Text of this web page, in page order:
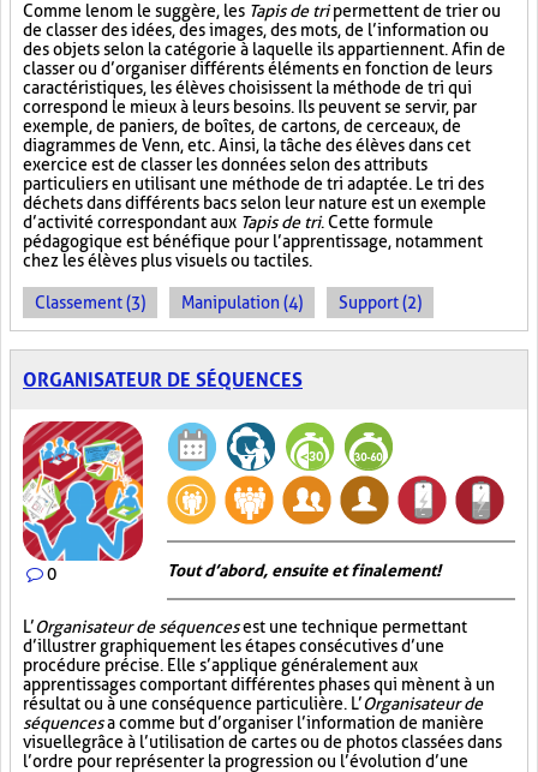
Comme le nom le suggère, les Tapis de tripermettent de trier ou
de classer des idées, des images, des mots, de l’information ou
des objets selon la catégorie à laquelle ils appartiennent. Afin de
classer ou d’organiser différents éléments en fonction de leurs
caractéristiques, les élèves choisissent la méthode de tri qui
correspond le mieux à leurs besoins. Ils peuvent se servir, par
exemple, de paniers, de boîtes, de cartons, de cerceaux, de
diagrammes de Venn, etc. Ainsi, la tâche des élèves dans cet
exercice est de classer les données selon des attributs
particuliers en utilisant une méthode de tri adaptée. Le tri des
déchets dans différents bacs selon leur nature est un exemple
d’activité correspondant aux Tapis de tri. Cette formule
pédagogique est bénéfique pour l’apprentissage, notamment
chez les élèves plus visuels ou tactiles.
Classement (3) Manipulation (4) Support (2)
ORGANISATEUR DE SÉQUENCES
0 Tout d’abord, ensuite et finalement!
L’Organisateur de séquencesest une technique permettant
d’illustrer graphiquement les étapes consécutives d’une
procédure précise. Elle s’applique généralement aux
apprentissages comportant différentes phases qui mènent à un
résultat ou à une conséquence particulière. L’Organisateur de
séquencesa comme but d’organiser l’information de manière
visuellegrâce à l’utilisation de cartes ou de photos classées dans
l’ordre pour représenter la progression ou l’évolution d’une